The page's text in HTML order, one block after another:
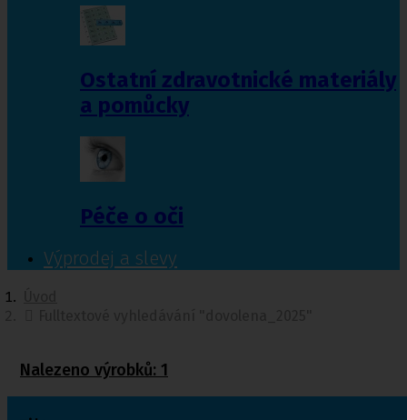
Ostatní zdravotnické materiály
a pomůcky
Péče o oči
Výprodej a slevy
Nalezeno výrobků: 1